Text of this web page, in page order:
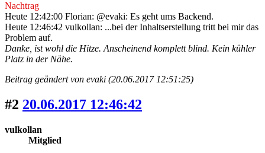
Nachtrag
Heute 12:42:00 Florian: @evaki: Es geht ums Backend.
Heute 12:46:42 vulkollan: ...bei der Inhaltserstellung tritt bei mir das
Problem auf.
Danke, ist wohl die Hitze. Anscheinend komplett blind. Kein kühler
Platz in der Nähe.
Beitrag geändert von evaki (20.06.2017 12:51:25)
#2 20.06.2017 12:46:42
vulkollan
Mitglied